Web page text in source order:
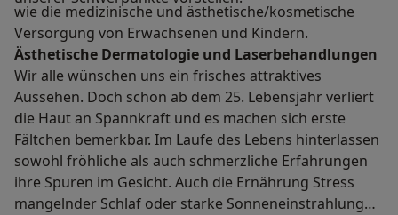
wie die medizinische und ästhetische/kosmetische
Versorgung von Erwachsenen und Kindern.
Ästhetische Dermatologie und Laserbehandlungen
Wir alle wünschen uns ein frisches attraktives
Aussehen. Doch schon ab dem 25. Lebensjahr verliert
die Haut an Spannkraft und es machen sich erste
Fältchen bemerkbar. Im Laufe des Lebens hinterlassen
sowohl fröhliche als auch schmerzliche Erfahrungen
ihre Spuren im Gesicht. Auch die Ernährung Stress
mangelnder Schlaf oder starke Sonneneinstrahlung